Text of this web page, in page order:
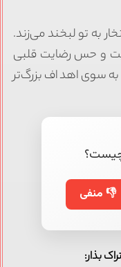
به تو لبخند می‌زند.
و حس رضایت قلبی
به سوی اهداف بزرگ‌تر
چیست؟
👎 منفی
بذار: